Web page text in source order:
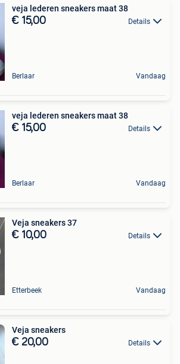
veja lederen sneakers maat 38
€ 15,00 Details
Berlaar Vandaag
veja lederen sneakers maat 38
€ 15,00 Details
Berlaar Vandaag
Veja sneakers 37
€ 10,00 Details
Etterbeek Vandaag
Veja sneakers
€ 20,00 Details